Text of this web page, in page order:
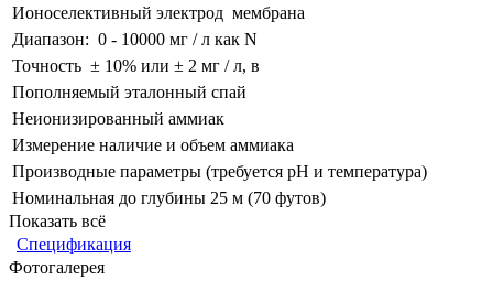
Ионоселективный электрод мембрана
Диапазон: 0 - 10000 мг / л как N
Точность ± 10% или ± 2 мг / л, в
Пополняемый эталонный спай
Неионизированный аммиак
Измерение наличие и объем аммиака
Производные параметры (требуется pH и температура)
Номинальная до глубины 25 м (70 футов)
Показать всё
Спецификация
Фотогалерея